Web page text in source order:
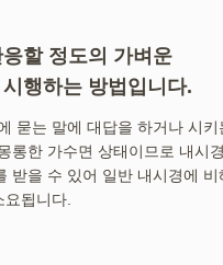
할 정도의 가벼운
행하는 방법입니다.
묻는 말에 대답을 하거나 시키
롱한 가수면 상태이므로 내시경
받을 수 있어 일반 내시경에 비
됩니다.